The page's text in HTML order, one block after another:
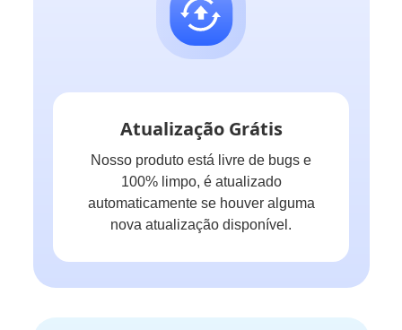
Atualização Grátis
Nosso produto está livre de bugs e
100% limpo, é atualizado
automaticamente se houver alguma
nova atualização disponível.